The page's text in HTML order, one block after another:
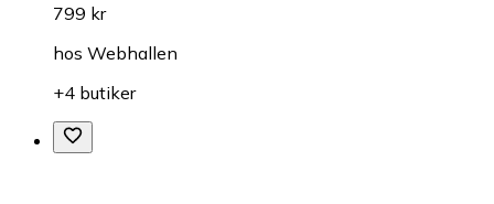
799 kr
hos Webhallen
+4 butiker